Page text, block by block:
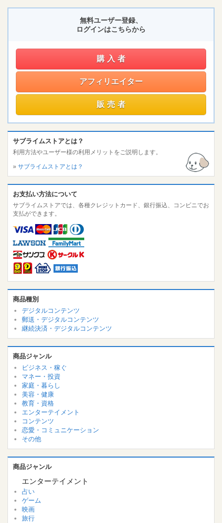
無料ユーザー登録、
ログインはこちらから
購入者
アフィリエイター
販売者
サブライムストアとは？
利用方法やユーザー様の利用メリットをご説明します。
» サブライムストアとは？
お支払い方法について
サブライムストアでは、各種クレジットカード、銀行振込、コンビニでお
支払ができます。
商品種別
デジタルコンテンツ
郵送・デジタルコンテンツ
継続決済・デジタルコンテンツ
商品ジャンル
ビジネス・稼ぐ
マネー・投資
家庭・暮らし
美容・健康
教育・資格
エンターテイメント
コンテンツ
恋愛・コミュニケーション
その他
商品ジャンル
エンターテイメント
占い
ゲーム
映画
旅行